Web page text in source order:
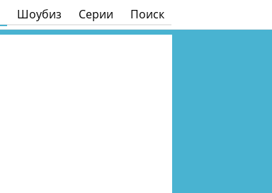
Шоубиз Серии Поиск